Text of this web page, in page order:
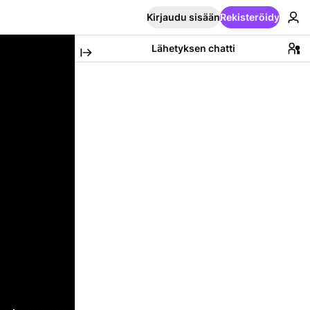
Kirjaudu sisäänRekisteröidy
Lähetyksen chatti